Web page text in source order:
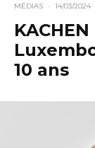
MÉDIAS · 14/03/2024
10 ans